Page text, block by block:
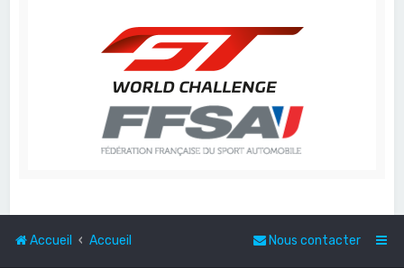
Accueil Accueil Nous contacter